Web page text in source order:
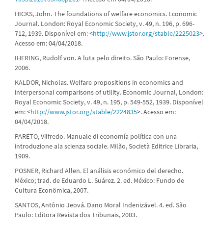
HICKS, John. The foundations of welfare economics. Economic
Journal. London: Royal Economic Society, v. 49, n. 196, p. 696-
712, 1939. Disponível em: <http://www.jstor.org/stable/2225023>.
Acesso em: 04/04/2018.
IHERING, Rudolf von. A luta pelo direito. São Paulo: Forense,
2006.
KALDOR, Nicholas. Welfare propositions in economics and
interpersonal comparisons of utility. Economic Journal, London:
Royal Economic Society, v. 49, n. 195, p. 549-552, 1939. Disponível
em: <http://www.jstor.org/stable/2224835>. Acesso em:
04/04/2018.
PARETO, Vilfredo. Manuale di economía política con una
introduzione ala scienza sociale. Milão, Società Editrice Libraria,
1909.
POSNER, Richard Allen. El análisis económico del derecho.
México; trad. de Eduardo L. Suárez. 2. ed. México: Fundo de
Cultura Econômica, 2007.
SANTOS, Antônio Jeová. Dano Moral Indenizável. 4. ed. São
Paulo: Editora Revista dos Tribunais, 2003.